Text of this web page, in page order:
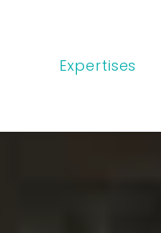
Expertises